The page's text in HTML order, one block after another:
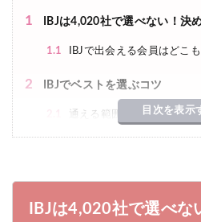
1 IBJは4,020社で選べない！決
1.1 IBJで出会える会員はどこ
2 IBJでベストを選ぶコツ
通える範囲の店舗を探す
2.4 無料カウンセリングで3社
目次を表示
IBJは4,020社で選べな